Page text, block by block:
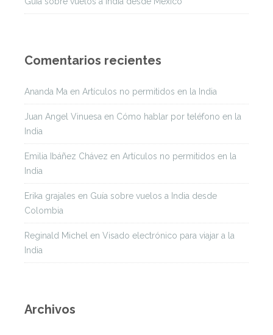
Comentarios recientes
Ananda Ma en Artículos no permitidos en la India
Juan Angel Vinuesa en Cómo hablar por teléfono en la
India
Emilia Ibáñez Chávez en Artículos no permitidos en la
India
Erika grajales en Guía sobre vuelos a India desde
Colombia
Reginald Michel en Visado electrónico para viajar a la
India
Archivos